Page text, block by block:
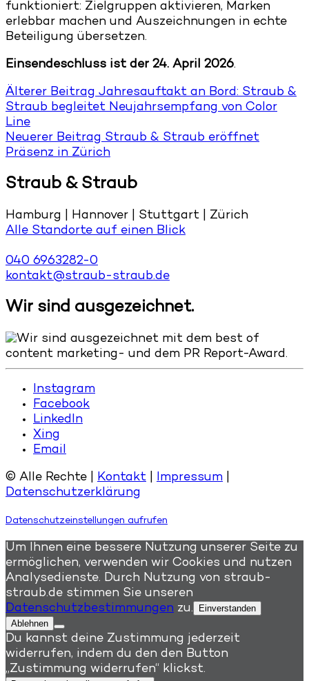
funktioniert: Zielgruppen aktivieren, Marken
erlebbar machen und Auszeichnungen in echte
Beteiligung übersetzen.
Einsendeschluss ist der 24. April 2026.
Älterer Beitrag Jahresauftakt an Bord: Straub &
Straub begleitet Neujahrsempfang von Color
Line
Neuerer Beitrag Straub & Straub eröffnet
Präsenz in Zürich
Straub & Straub
Hamburg | Hannover | Stuttgart | Zürich
Alle Standorte auf einen Blick
040 6963282-0
kontakt@straub-straub.de
Wir sind ausgezeichnet.
Instagram
Facebook
LinkedIn
Xing
Email
© Alle Rechte | Kontakt Impressum
Datenschutzerklärung
Datenschutzeinstellungen aufrufen
Um Ihnen eine bessere Nutzung unserer Seite zu
ermöglichen, verwenden wir Cookies und nutzen
Analysedienste. Durch Nutzung von straub-
straub.de stimmen Sie unseren
Datenschutzbestimmungen zu.
Einverstanden
Ablehnen
Du kannst deine Zustimmung jederzeit
widerrufen, indem du den den Button
„Zustimmung widerrufen“ klickst.